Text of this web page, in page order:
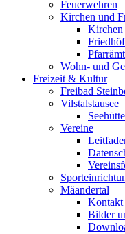
Feuerwehren
Kirchen und
Kirchen
Wohn- und
Freizeit & Kultur
Freibad
Vilstalstausee
Vereine
Mäandertal
Kontakt
Bilder